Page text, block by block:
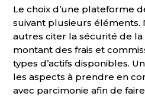
Le choix d’une plateforme
suivant plusieurs éléments.
autres citer la sécurité de
montant des frais et
types d’actifs disponibles.
les aspects à prendre en
avec parcimonie afin de